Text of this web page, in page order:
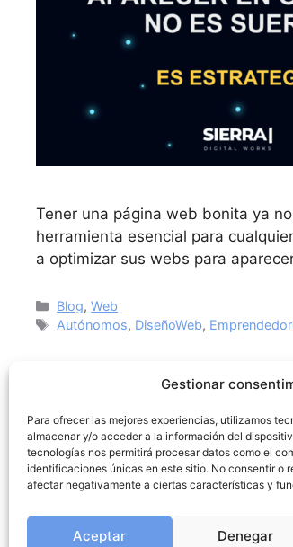
Gestionar
Para ofrecer las mejores experiencias, utilizamos
almacenar y/o acceder a la información del
tecnologías nos permitirá procesar datos como el
identificaciones únicas en este sitio. No consentir o
afectar negativamente a ciertas características y
Aceptar Denegar
Tener una página web bonita ya
herramienta esencial para
a optimizar sus webs para
Blog,Web
Autónomos, DiseñoWeb,